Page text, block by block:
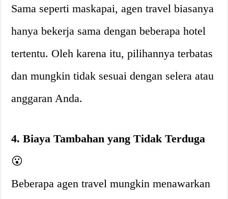
Sama seperti maskapai, agen travel biasanya
hanya bekerja sama dengan beberapa hotel
tertentu. Oleh karena itu, pilihannya terbatas
dan mungkin tidak sesuai dengan selera atau
anggaran Anda.
4. Biaya Tambahan yang Tidak Terduga
😮
Beberapa agen travel mungkin menawarkan